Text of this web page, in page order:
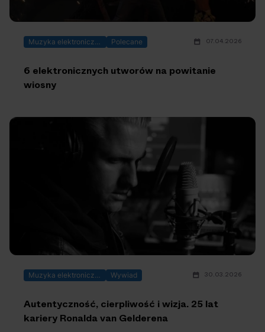
Muzyka elektroniczna Polecane 07.04.2026
6 elektronicznych utworów na powitanie
wiosny
Muzyka elektroniczna Wywiad 30.03.2026
Autentyczność, cierpliwość i wizja. 25 lat
kariery Ronalda van Gelderena